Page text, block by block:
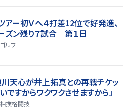
ー初Ｖへ４打差12位で好発進、
ズン残り７試合 第１日
ゴルフ
天心が井上拓真との再戦チケッ
すからワクワクさせますから」
相撲格闘技